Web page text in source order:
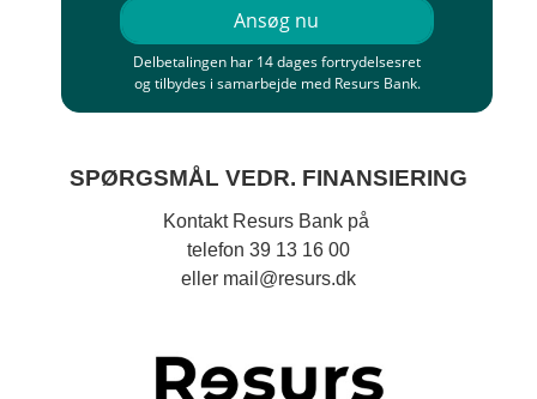
Ansøg nu
Delbetalingen har 14 dages fortrydelsesret
og tilbydes i samarbejde med Resurs Bank.
SPØRGSMÅL VEDR. FINANSIERING
Kontakt Resurs Bank på
telefon 39 13 16 00
eller mail@resurs.dk